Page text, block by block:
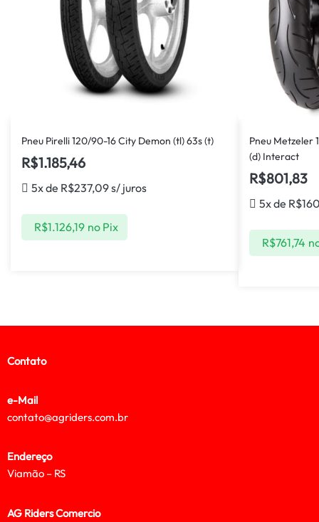
Pneu Pirelli 120/90-16 City Demon (tl) 63s (t)
R$1.185,46
5x de R$237,09s/ juros
R$1.126,19 no Pix
Pneu Metzeler
(d) Interact
R$801,83
5x de R$
R$761,74
Contato
e-Mail
contato@agriders.com.br
Endereço
Viamão – RS
AG Riders Comercio